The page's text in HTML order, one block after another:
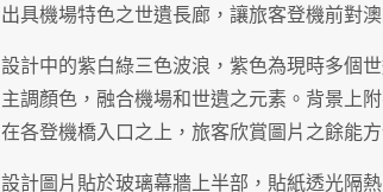
出具機場特色之世遺長廊，讓旅客登機前對
設計中的紫白綠三色波浪，紫色為現時多個
主調顏色，融合機場和世遺之元素。背景上
在各登機橋入口之上，旅客欣賞圖片之餘能
設計圖片貼於玻璃幕牆上半部，貼紙透光隔